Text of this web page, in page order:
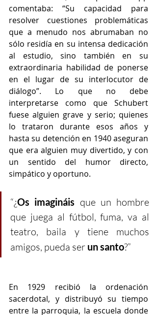
comentaba: “Su capacidad para
resolver cuestiones problemáticas
que a menudo nos abrumaban no
sólo residía en su intensa dedicación
al estudio, sino también en su
extraordinaria habilidad de ponerse
en el lugar de su interlocutor de
diálogo”. Lo que no debe
interpretarse como que Schubert
fuese alguien grave y serio; quienes
lo trataron durante esos años y
hasta su detención en 1940 aseguran
que era alguien muy divertido, y con
un sentido del humor directo,
simpático y oportuno.
“¿Os imagináis que un hombre
que juega al fútbol, fuma, va al
teatro, baila y tiene muchos
amigos, pueda ser un santo?”
En 1929 recibió la ordenación
sacerdotal, y distribuyó su tiempo
entre la parroquia, la escuela donde